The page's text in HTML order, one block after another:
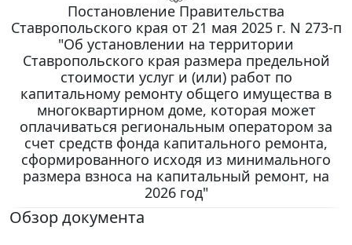
Постановление Правительства
Ставропольского края от 21 мая 2025 г. N 273-п
"Об установлении на территории
Ставропольского края размера предельной
стоимости услуг и (или) работ по
капитальному ремонту общего имущества в
многоквартирном доме, которая может
оплачиваться региональным оператором за
счет средств фонда капитального ремонта,
сформированного исходя из минимального
размера взноса на капитальный ремонт, на
2026 год"
Обзор документа